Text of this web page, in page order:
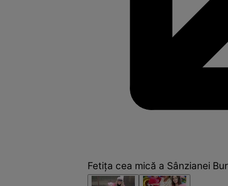
Fetița cea mică a Sânzianei